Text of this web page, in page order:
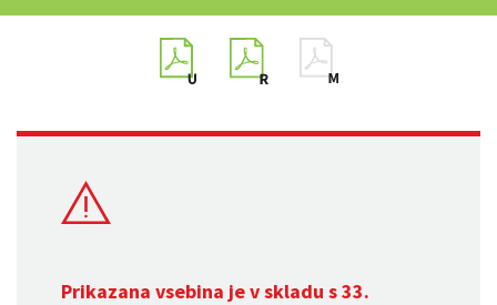
Prikazana vsebina je v skladu s 33.